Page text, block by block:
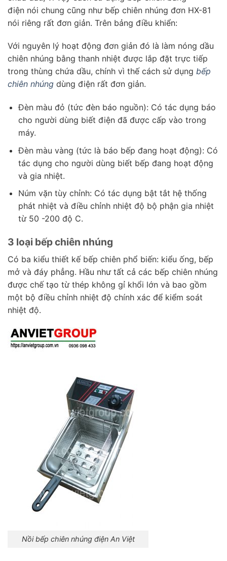
điện nói chung cũng như bếp chiên nhúng đơn HX-81
nói riêng rất đơn giản. Trên bảng điều khiển:
Với nguyên lý hoạt động đơn giản đó là làm nóng dầu
chiên nhúng bằng thanh nhiệt được lắp đặt trực tiếp
trong thùng chứa dầu, chính vì thế cách sử dụng bếp
chiên nhúng dùng điện rất đơn giản.
Đèn màu đỏ (tức đèn báo nguồn): Có tác dụng báo
cho người dùng biết điện đã được cấp vào trong
máy.
Đèn màu vàng (tức là báo bếp đang hoạt động): Có
tác dụng cho người dùng biết bếp đang hoạt động
và gia nhiệt.
Núm vặn tùy chỉnh: Có tác dụng bật tắt hệ thống
phát nhiệt và điều chỉnh nhiệt độ bộ phận gia nhiệt
từ 50 -200 độ C.
3 loại bếp chiên nhúng
Có ba kiểu thiết kế bếp chiên phổ biến: kiểu ống, bếp
mở và đáy phẳng. Hầu như tất cả các bếp chiên nhúng
được chế tạo từ thép không gỉ khổi lớn và bao gồm
một bộ điều chỉnh nhiệt độ chính xác để kiểm soát
nhiệt độ.
Nồi bếp chiên nhúng điện An Việt